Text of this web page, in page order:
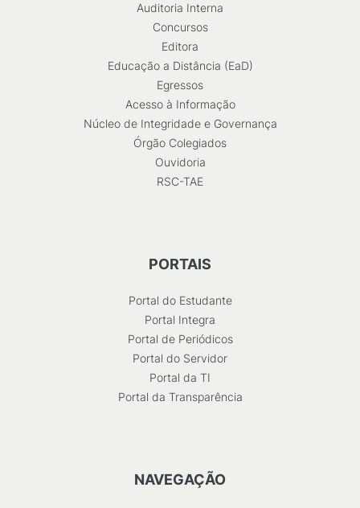
Auditoria Interna
Concursos
Editora
Educação a Distância (EaD)
Egressos
Acesso à Informação
Núcleo de Integridade e Governança
Órgão Colegiados
Ouvidoria
RSC-TAE
PORTAIS
Portal do Estudante
Portal Integra
Portal de Periódicos
Portal do Servidor
Portal da TI
Portal da Transparência
NAVEGAÇÃO